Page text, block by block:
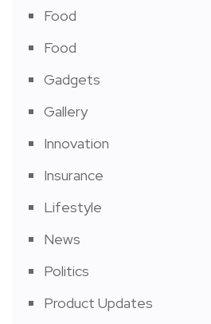
Food
Food
Gadgets
Gallery
Innovation
Insurance
Lifestyle
News
Politics
Product Updates